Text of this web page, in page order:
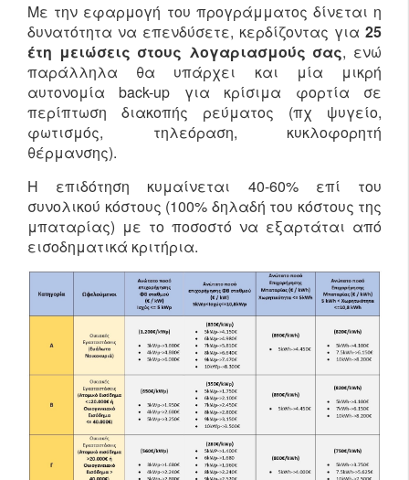
Με την εφαρμογή του προγράμματος δίνεται η
δυνατότητα να επενδύσετε, κερδίζοντας για 25
έτη μειώσεις στους λογαριασμούς σας, ενώ
παράλληλα θα υπάρχει και μία μικρή
αυτονομία back-up για κρίσιμα φορτία σε
περίπτωση διακοπής ρεύματος (πχ ψυγείο,
φωτισμός, τηλεόραση, κυκλοφορητή
θέρμανσης).
Η επιδότηση κυμαίνεται 40-60% επί του
συνολικού κόστους (100% δηλαδή του κόστους της
μπαταρίας) με το ποσοστό να εξαρτάται από
εισοδηματικά κριτήρια.